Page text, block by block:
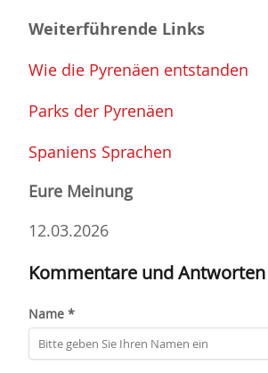
Weiterführende Links
Wie die Pyrenäen entstanden
Parks der Pyrenäen
Spaniens Sprachen
Eure Meinung
12.03.2026
Kommentare und Antworten
Name *